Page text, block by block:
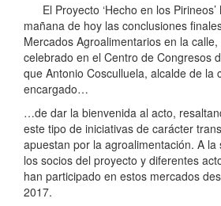
El Proyecto ‘Hecho en los Pirineos’
mañana de hoy las conclusiones
Mercados Agroalimentarios en la
celebrado en el Centro de Congresos
que Antonio Cosculluela, alcalde de la
encargado…
…de dar la bienvenida al acto,
este tipo de iniciativas de carácter
apuestan por la agroalimentación. A la
los socios del proyecto y diferentes
han participado en estos mercados
2017.